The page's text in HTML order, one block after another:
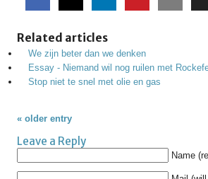
Related articles
We zijn beter dan we denken
Essay - Niemand wil nog ruilen met
Stop niet te snel met olie en gas
« older entry
Leave a Reply
Name